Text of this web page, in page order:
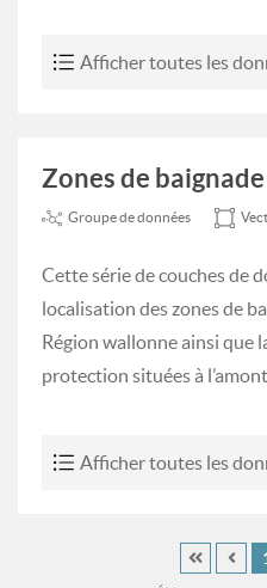
Afficher toutes les
Zones de
Groupe de données
Cette série de couches de
localisation des zones de
Région wallonne ainsi que
protection situées à
Afficher toutes les